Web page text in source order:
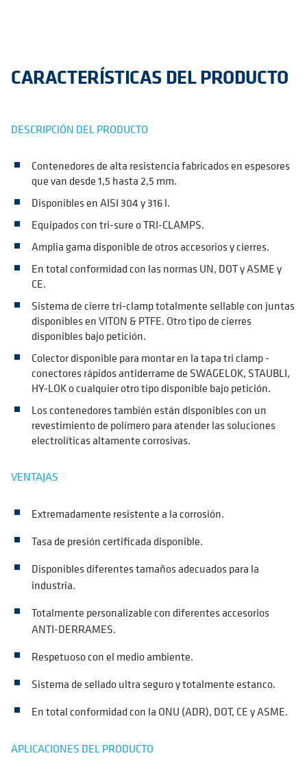
CARACTERÍSTICAS DEL PRODUCTO
DESCRIPCIÓN DEL PRODUCTO
Contenedores de alta resistencia fabricados en espesores
que van desde 1,5 hasta 2,5 mm.
Disponibles en AISI 304 y 316 l.
Equipados con tri-sure o TRI-CLAMPS.
Amplia gama disponible de otros accesorios y cierres.
En total conformidad con las normas UN, DOT y ASME y
CE.
Sistema de cierre tri-clamp totalmente sellable con juntas
disponibles en VITON & PTFE. Otro tipo de cierres
disponibles bajo petición.
Colector disponible para montar en la tapa tri clamp -
conectores rápidos antiderrame de SWAGELOK, STAUBLI,
HY-LOK o cualquier otro tipo disponible bajo petición.
Los contenedores también están disponibles con un
revestimiento de polímero para atender las soluciones
electrolíticas altamente corrosivas.
VENTAJAS
Extremadamente resistente a la corrosión.
Tasa de presión certificada disponible.
Disponibles diferentes tamaños adecuados para la
industria.
Totalmente personalizable con diferentes accesorios
ANTI-DERRAMES.
Respetuoso con el medio ambiente.
Sistema de sellado ultra seguro y totalmente estanco.
En total conformidad con la ONU (ADR), DOT, CE y ASME.
APLICACIONES DEL PRODUCTO